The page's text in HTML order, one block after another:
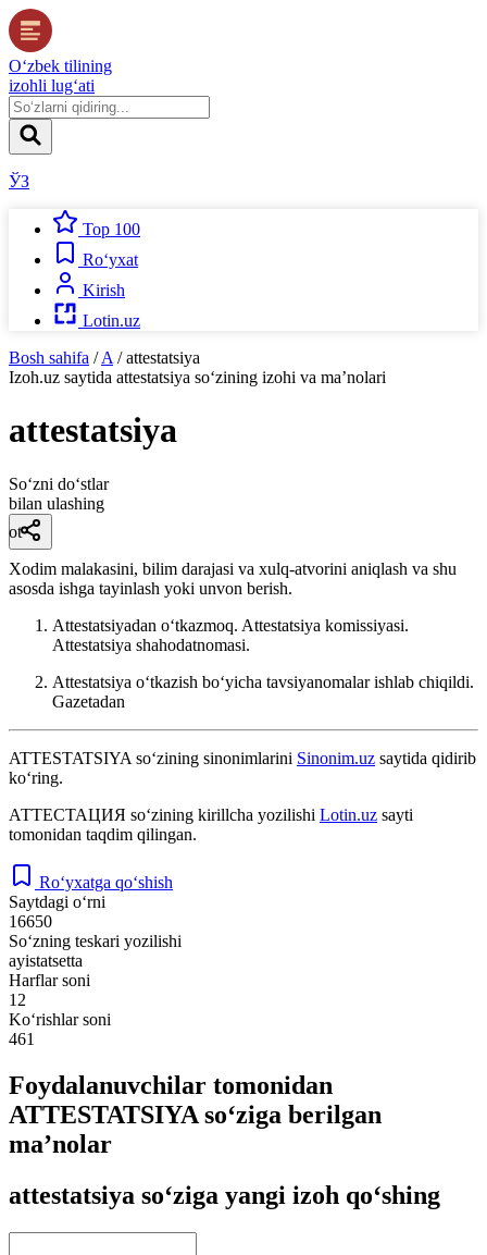
O‘zbek tilining
izohli lug‘ati
ЎЗ
Top 100
Ro‘yxat
Kirish
Lotin.uz
Bosh sahifa / A / attestatsiya
Izoh.uz saytida attestatsiya so‘zining izohi va ma’nolari
attestatsiya
So‘zni do‘stlar
bilan ulashing
ot
Xodim malakasini, bilim darajasi va xulq-atvorini aniqlash va shu
asosda ishga tayinlash yoki unvon berish.
Attestatsiyadan oʻtkazmoq. Attestatsiya komissiyasi.
Attestatsiya shahodatnomasi.
Attestatsiya oʻtkazish boʻyicha tavsiyanomalar ishlab chiqildi.
Gazetadan
ATTESTATSIYA so‘zining sinonimlarini Sinonim.uz saytida qidirib
ko‘ring.
АТТЕСТАЦИЯ so‘zining kirillcha yozilishi Lotin.uz sayti
tomonidan taqdim qilingan.
Ro‘yxatga qo‘shish
Saytdagi o‘rni
16650
So‘zning teskari yozilishi
ayistatsetta
Harflar soni
12
Ko‘rishlar soni
461
Foydalanuvchilar tomonidan
ATTESTATSIYA so‘ziga berilgan
ma’nolar
attestatsiya so‘ziga yangi izoh qo‘shing